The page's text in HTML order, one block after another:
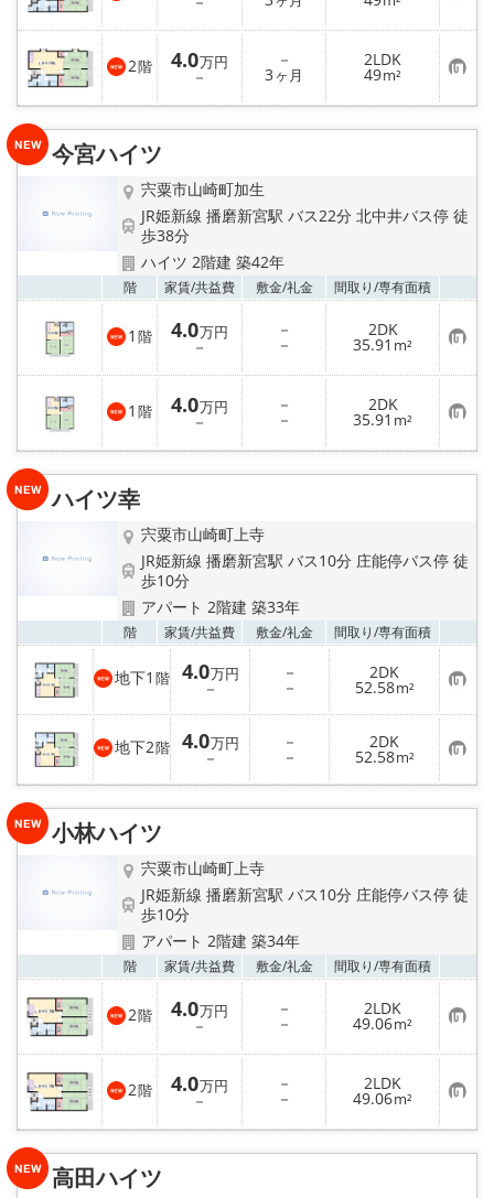
気
に
入
り
登
録
2階 4.0万円
－
－
3ヶ月
2LDK
49m² お
気
に
り
今宮ハイツ
宍粟市山崎町加生
JR姫新線 播磨新宮駅 バス22分 北中井バス停 徒
歩38分
ハイツ 2階建 築42年
階 家賃/共益費 敷金/礼金 間取り/専有面積
1 階 4.0万円
－
－
－
2DK
35.91 m² お
気
に
入
り
登
録
1 階 4.0万円
－
－
－
2DK
35.91 m² お
気
に
り
ハイツ幸
宍粟市山崎町上寺
JR姫新線 播磨新宮駅 バス10分 庄能停バス停 徒
歩10分
アパート 2階建 築33年
階 家賃/共益費 敷金/礼金 間取り/専有面積
地下1 階 4.0万円
－
－
－
2DK
52.58m² お
気
に
入
り
登
録
地下2階 4.0万円
－
－
－
2DK
52.58m² お
気
に
小林ハイツ
宍粟市山崎町上寺
JR姫新線 播磨新宮駅 バス10分 庄能停バス停 徒
歩10分
アパート 2階建 築34年
階 家賃/共益費 敷金/礼金 間取り/専有面積
2階 4.0万円
－
－
－
2LDK
49.06m² お
気
に
入
り
登
録
2階 4.0万円
－
－
－
2LDK
49.06m² お
気
に
り
高田ハイツ